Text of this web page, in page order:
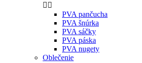
 
PVA pančucha
PVA šnúrka
PVA sáčky
PVA páska
PVA nugety
Oblečenie